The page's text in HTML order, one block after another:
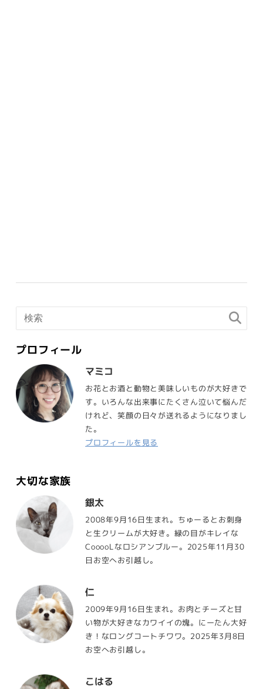
プロフィール
マミコ
お花とお酒と動物と美味しいものが大好きで
す。いろんな出来事にたくさん泣いて悩んだ
けれど、笑顔の日々が送れるようになりまし
た。
プロフィールを見る
大切な家族
銀太
2008年9月16日生まれ。ちゅーるとお刺身
と生クリームが大好き。緑の目がキレイな
CooooLなロシアンブルー。2025年11月30
日お空へお引越し。
仁
2009年9月16日生まれ。お肉とチーズと甘
い物が大好きなカワイイの塊。にーたん大好
き！なロングコートチワワ。2025年3月8日
お空へお引越し。
こはる